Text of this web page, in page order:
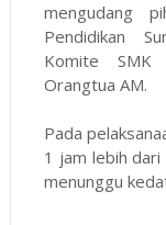
mengudang
Pendidikan
Komite SMK
Orangtua AM.
Pada
1 jam lebih
menunggu